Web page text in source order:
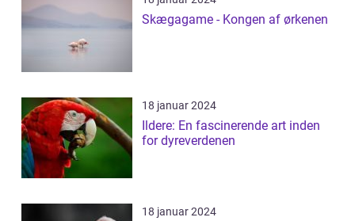
Skægagame - Kongen af ørkenen
18 januar 2024
Ildere: En fascinerende art inden
for dyreverdenen
18 januar 2024